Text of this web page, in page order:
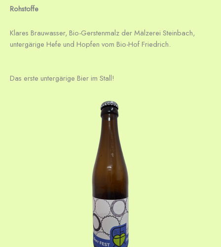
Rohstoffe
Klares Brauwasser, Bio-Gerstenmalz der Mälzerei Steinbach,
untergärige Hefe und Hopfen vom Bio-Hof Friedrich.
Das erste untergärige Bier im Stall!